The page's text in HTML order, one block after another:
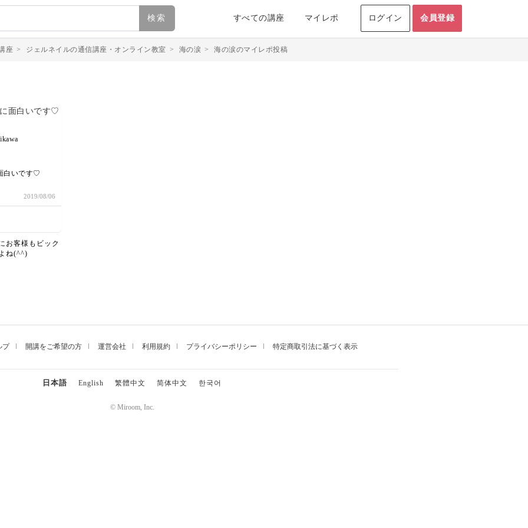
検索 すべての講座 マイレポ ログイン 会員登録
座 > ジェルネイルの通信講座・オンライン教室 > 海の涙 > 海の涙のマイレポ投稿
白いです♡
2019/08/06
お客様もビック
ね(^^)
プ 開講をご希望の方 運営会社 利用規約 プライバシーポリシー 特定商取引法に基づく表示
日本語 English 繁體中文 简体中文 한국어
© Miroom, Inc.